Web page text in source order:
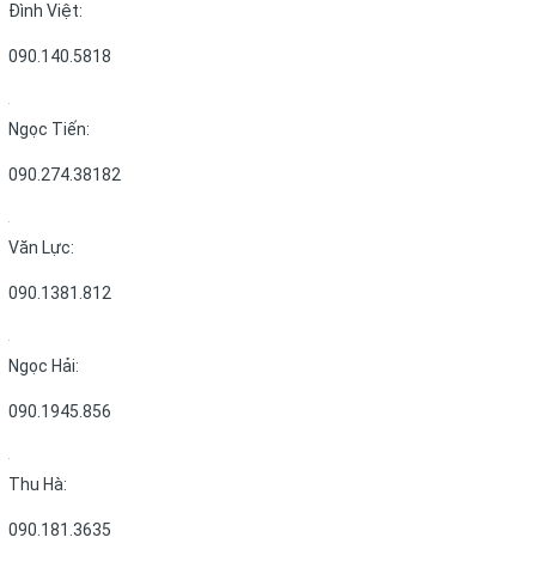
Đình Việt:
090.140.5818
Ngọc Tiến:
090.274.38182
Văn Lực:
090.1381.812
Ngọc Hải:
090.1945.856
Thu Hà:
090.181.3635